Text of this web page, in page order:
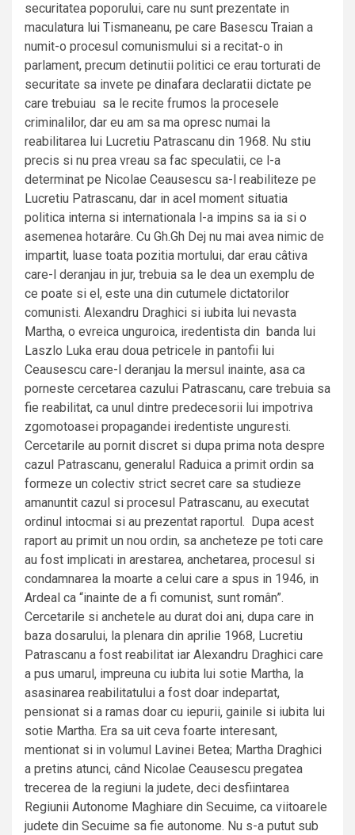
securitatea poporului, care nu sunt prezentate in
maculatura lui Tismaneanu, pe care Basescu Traian a
numit-o procesul comunismului si a recitat-o in
parlament, precum detinutii politici ce erau torturati de
securitate sa invete pe dinafara declaratii dictate pe
care trebuiau sa le recite frumos la procesele
criminalilor, dar eu am sa ma opresc numai la
reabilitarea lui Lucretiu Patrascanu din 1968. Nu stiu
precis si nu prea vreau sa fac speculatii, ce l-a
determinat pe Nicolae Ceausescu sa-l reabiliteze pe
Lucretiu Patrascanu, dar in acel moment situatia
politica interna si internationala l-a impins sa ia si o
asemenea hotarâre. Cu Gh.Gh Dej nu mai avea nimic de
impartit, luase toata pozitia mortului, dar erau câtiva
care-l deranjau in jur, trebuia sa le dea un exemplu de
ce poate si el, este una din cutumele dictatorilor
comunisti. Alexandru Draghici si iubita lui nevasta
Martha, o evreica unguroica, iredentista din banda lui
Laszlo Luka erau doua petricele in pantofii lui
Ceausescu care-l deranjau la mersul inainte, asa ca
porneste cercetarea cazului Patrascanu, care trebuia sa
fie reabilitat, ca unul dintre predecesorii lui impotriva
zgomotoasei propagandei iredentiste unguresti.
Cercetarile au pornit discret si dupa prima nota despre
cazul Patrascanu, generalul Raduica a primit ordin sa
formeze un colectiv strict secret care sa studieze
amanuntit cazul si procesul Patrascanu, au executat
ordinul intocmai si au prezentat raportul. Dupa acest
raport au primit un nou ordin, sa ancheteze pe toti care
au fost implicati in arestarea, anchetarea, procesul si
condamnarea la moarte a celui care a spus in 1946, in
Ardeal ca “inainte de a fi comunist, sunt român”.
Cercetarile si anchetele au durat doi ani, dupa care in
baza dosarului, la plenara din aprilie 1968, Lucretiu
Patrascanu a fost reabilitat iar Alexandru Draghici care
a pus umarul, impreuna cu iubita lui sotie Martha, la
asasinarea reabilitatului a fost doar indepartat,
pensionat si a ramas doar cu iepurii, gainile si iubita lui
sotie Martha. Era sa uit ceva foarte interesant,
mentionat si in volumul Lavinei Betea; Martha Draghici
a pretins atunci, când Nicolae Ceausescu pregatea
trecerea de la regiuni la judete, deci desfiintarea
Regiunii Autonome Maghiare din Secuime, ca viitoarele
judete din Secuime sa fie autonome. Nu s-a putut sub